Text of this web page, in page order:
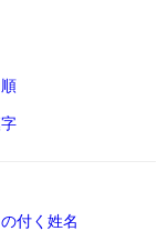
の付く姓名